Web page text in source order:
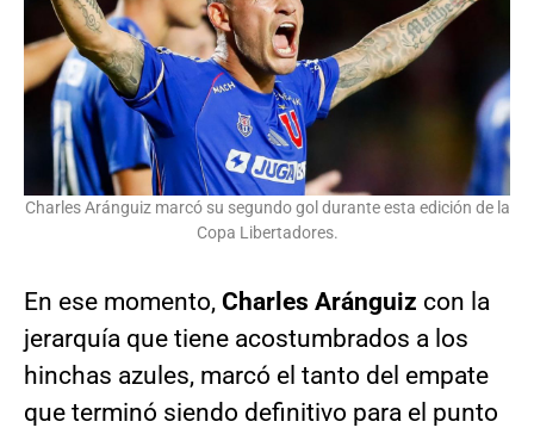
Charles Aránguiz marcó su segundo gol durante esta edición de la
Copa Libertadores.
En ese momento, Charles Aránguiz con la
jerarquía que tiene acostumbrados a los
hinchas azules, marcó el tanto del empate
que terminó siendo definitivo para el punto